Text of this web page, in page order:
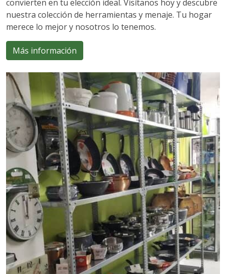
convierten en tu elección ideal. Visítanos hoy y descubre
nuestra colección de herramientas y menaje. Tu hogar
merece lo mejor y nosotros lo tenemos.
Más información